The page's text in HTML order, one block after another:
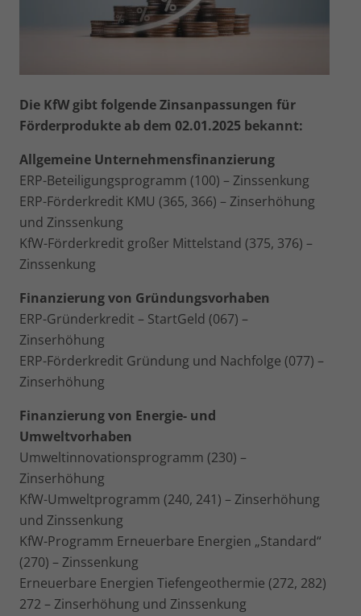
Die KfW gibt folgende Zinsanpassungen für
Förderprodukte ab dem 02.01.2025 bekannt:
Allgemeine Unternehmensfinanzierung
ERP-Beteiligungsprogramm (100) – Zinssenkung
ERP-Förderkredit KMU (365, 366) – Zinserhöhung
und Zinssenkung
KfW-Förderkredit großer Mittelstand (375, 376) –
Zinssenkung
Finanzierung von Gründungsvorhaben
ERP-Gründerkredit – StartGeld (067) –
Zinserhöhung
ERP-Förderkredit Gründung und Nachfolge (077) –
Zinserhöhung
Finanzierung von Energie- und
Umweltvorhaben
Umweltinnovationsprogramm (230) –
Zinserhöhung
KfW-Umweltprogramm (240, 241) – Zinserhöhung
und Zinssenkung
KfW-Programm Erneuerbare Energien „Standard“
(270) – Zinssenkung
Erneuerbare Energien Tiefengeothermie (272, 282)
272 – Zinserhöhung und Zinssenkung